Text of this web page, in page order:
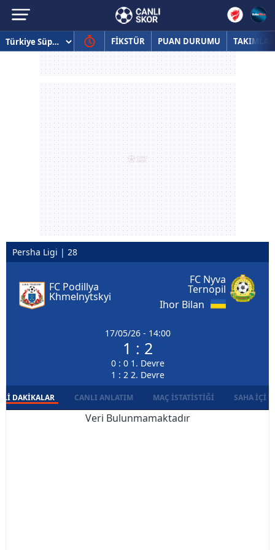
FİKSTÜR PUAN DURUMU TAKIMLAR
Persha Ligi | 28
FC Podillya
Khmelnytskyi
17/05/26 - 14:00
1 : 2
0 : 0 1. Devre
1 : 2 2. Devre
FC Nyva
Ternopil
Ihor Bilan
DAKIKALAR CANLI ANLATIM MAÇ İSTATISTIĞI SAHA İÇI
Veri Bulunmamaktadır